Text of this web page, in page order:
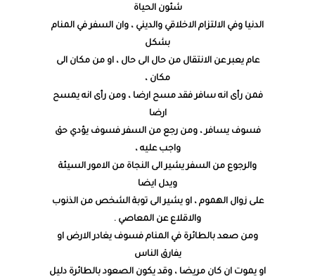
شئون الحياة
الدنيا وفي الالتزام الاخلاقي والديني ، وان السفر في المنام
بشكل
عام يعبر عن الانتقال من حال الى حال ، او من مكان الى
مكان ،
فمن رأى انه سافر فقد مسح ارضا ، ومن رأى انه يمسح
ارضا
فسوف يسافر ، ومن رجع من السفر فسوف يؤدي حق
واجب عليه ،
والرجوع من السفر يشير الى النجاة من الامور السيئة
ويدل ايضا
على زوال الهموم ، او يشير الى توبة الشخص من الذنوب
والاقلاع عن المعاصي .
ومن صعد بالطائرة في المنام فسوف يغادر الارض او
يفارق الناس
او يموت ان كان مريضا ، وقد يكون الصعود بالطائرة دليل